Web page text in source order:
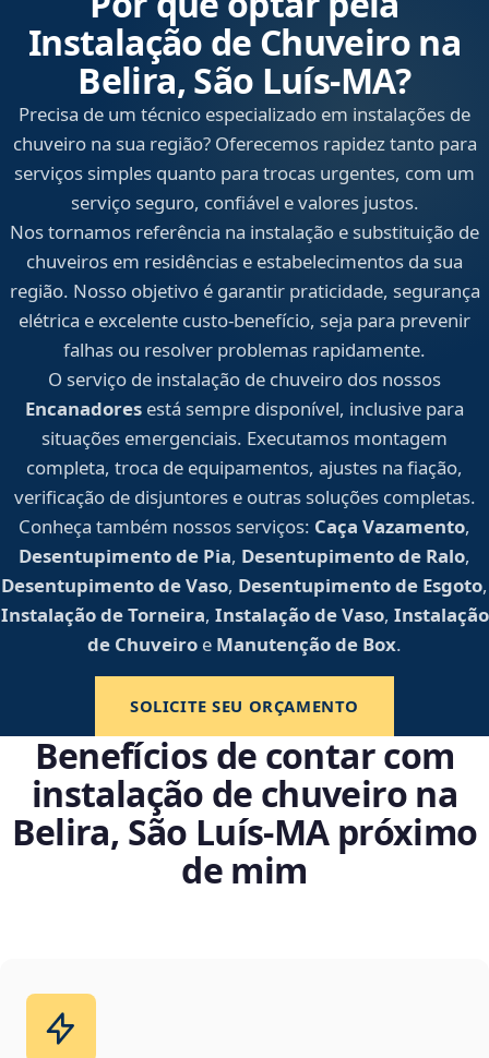
Instalação de Chuveiro na
Belira, São Luís‑MA?
Precisa de um técnico especializado em instalações de
chuveiro na sua região? Oferecemos rapidez tanto para
serviços simples quanto para trocas urgentes, com um
serviço seguro, confiável e valores justos.
Nos tornamos referência na instalação e substituição de
chuveiros em residências e estabelecimentos da sua
região. Nosso objetivo é garantir praticidade, segurança
elétrica e excelente custo-benefício, seja para prevenir
falhas ou resolver problemas rapidamente.
O serviço de instalação de chuveiro dos nossos
Encanadores está sempre disponível, inclusive para
situações emergenciais. Executamos montagem
completa, troca de equipamentos, ajustes na fiação,
verificação de disjuntores e outras soluções completas.
Conheça também nossos serviços: Caça Vazamento,
Desentupimento de Pia, Desentupimento de Ralo,
Desentupimento de Vaso, Desentupimento de Esgoto,
Instalação de Torneira, Instalação de Vaso, Instalação
de Chuveiro e Manutenção de Box.
SOLICITE SEU ORÇAMENTO
Benefícios de contar com
instalação de chuveiro na
Belira, São Luís‑MA próximo
de mim